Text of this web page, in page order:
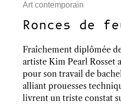
Art contemporain
Ronces de
Fraîchement diplômée
artiste Kim Pearl Rosset
pour son travail de
alliant prouesses
livrent un triste constat